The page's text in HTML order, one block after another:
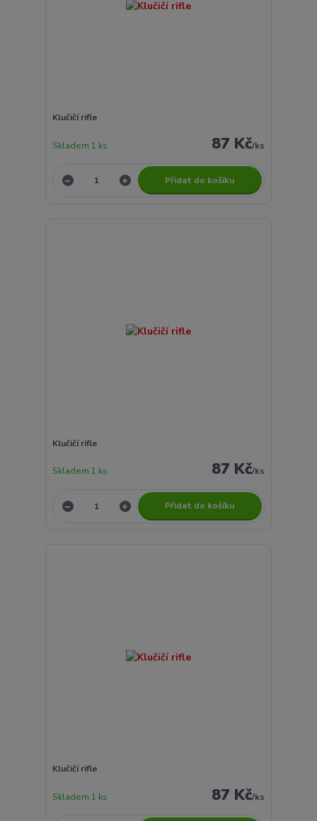
Klučičí rifle
87 Kč/ks
Skladem 1 ks
Přidat do košíku
Klučičí rifle
87 Kč/ks
Skladem 1 ks
Přidat do košíku
Klučičí rifle
87 Kč/ks
Skladem 1 ks